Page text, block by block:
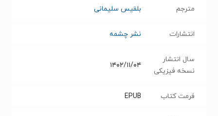
مترجم بلقیس سلیمانی
انتشارات نشر چشمه
سال انتشار
نسخه فیزیکی
۱۴۰۲/۱۱/۰۴
فرمت کتاب EPUB